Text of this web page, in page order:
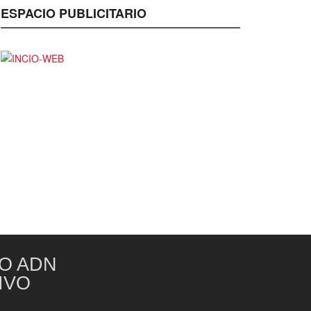
ESPACIO PUBLICITARIO
ADN